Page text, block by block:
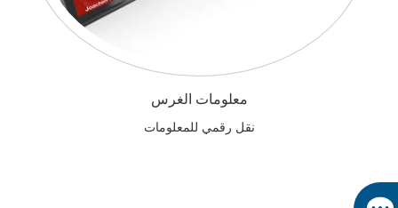
معلومات الغرس
نقل رقمي للمعلومات